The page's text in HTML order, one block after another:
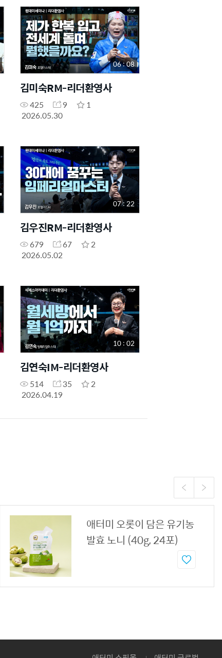
06 : 08
김미숙RM-리더환영사
425 9
1
2026.05.30
07 : 22
김우진RM-리더환영사
679 67
2
2026.05.02
10 : 02
김연숙IM-리더환영사
514 35
2
2026.04.19
애터미 오롯이 담은 유기농
발효 노니 (40g, 24포)